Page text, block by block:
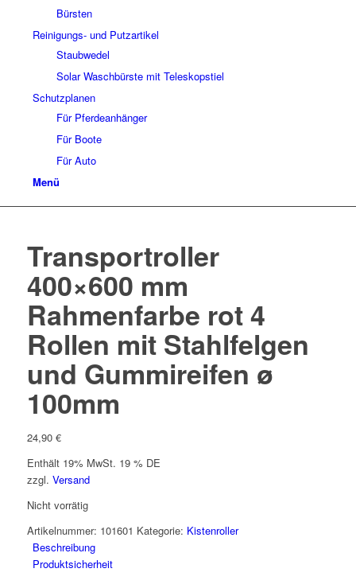
Bürsten
Reinigungs- und Putzartikel
Staubwedel
Solar Waschbürste mit Teleskopstiel
Schutzplanen
Für Pferdeanhänger
Für Boote
Für Auto
Menü
Transportroller
400×600 mm
Rahmenfarbe rot 4
Rollen mit Stahlfelgen
und Gummireifen ø
100mm
24,90 €
Enthält 19% MwSt. 19 % DE
zzgl. Versand
Nicht vorrätig
Artikelnummer: 101601 Kategorie: Kistenroller
Beschreibung
Produktsicherheit